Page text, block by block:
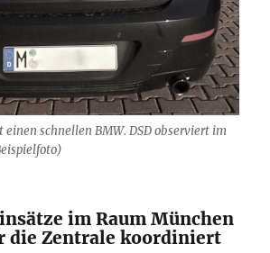
einen schnellen BMW. DSD observiert im
im Raum München
die Zentrale koordiniert